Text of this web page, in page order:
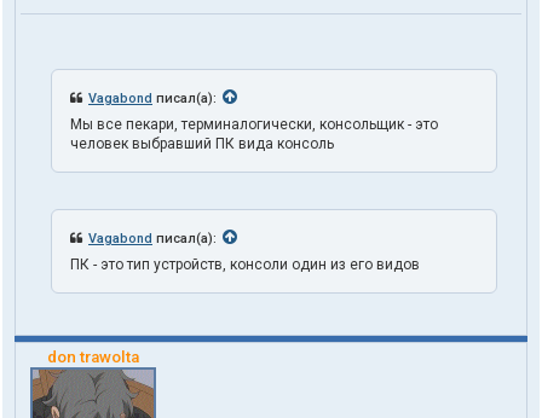
t
h
1
n
Vagabond писал(а):
Мы все пекари, терминалогически, консольщик - это
человек выбравший ПК вида консоль
Vagabond писал(а):
ПК - это тип устройств, консоли один из его видов
don trawolta